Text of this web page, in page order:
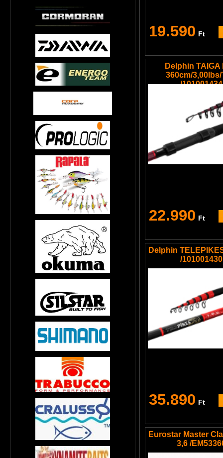
19.590 Ft
Delphin TAIGA
360cm/3,00lbs/
/101001434
22.990 Ft
Delphin
/101001430
35.890 Ft
Eurostar Master
3,6 /